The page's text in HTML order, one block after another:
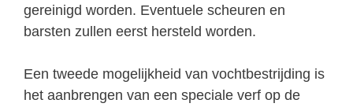
gereinigd worden. Eventuele scheuren en
barsten zullen eerst hersteld worden.
Een tweede mogelijkheid van vochtbestrijding is
het aanbrengen van een speciale verf op de